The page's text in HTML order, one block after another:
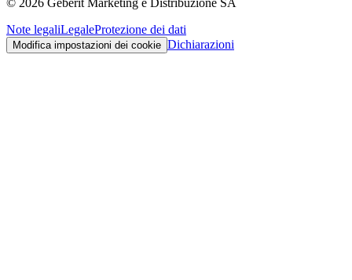
Note legaliLegaleProtezione dei dati
Modifica impostazioni dei cookie Dichiarazioni